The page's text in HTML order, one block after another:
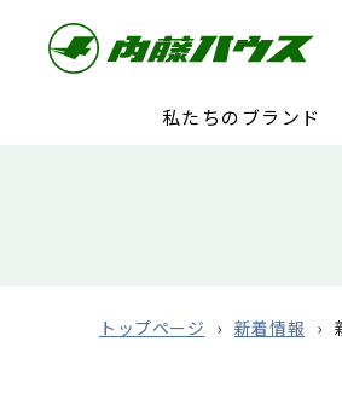
私たちのブランド
トップページ 新着情報